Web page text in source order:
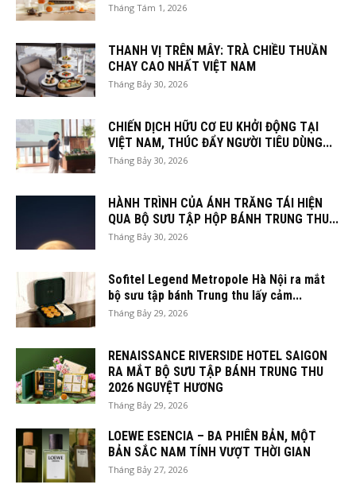
Tháng Tám 1, 2026
THANH VỊ TRÊN MÂY: TRÀ CHIỀU THUẦN
CHAY CAO NHẤT VIỆT NAM
Tháng Bảy 30, 2026
CHIẾN DỊCH HỮU CƠ EU KHỞI ĐỘNG TẠI
VIỆT NAM, THÚC ĐẨY NGƯỜI TIÊU DÙNG...
Tháng Bảy 30, 2026
HÀNH TRÌNH CỦA ÁNH TRĂNG TÁI HIỆN
QUA BỘ SƯU TẬP HỘP BÁNH TRUNG THU...
Tháng Bảy 30, 2026
Sofitel Legend Metropole Hà Nội ra mắt
bộ sưu tập bánh Trung thu lấy cảm...
Tháng Bảy 29, 2026
RENAISSANCE RIVERSIDE HOTEL SAIGON
RA MẮT BỘ SƯU TẬP BÁNH TRUNG THU
2026 NGUYỆT HƯƠNG
Tháng Bảy 29, 2026
LOEWE ESENCIA – BA PHIÊN BẢN, MỘT
BẢN SẮC NAM TÍNH VƯỢT THỜI GIAN
Tháng Bảy 27, 2026